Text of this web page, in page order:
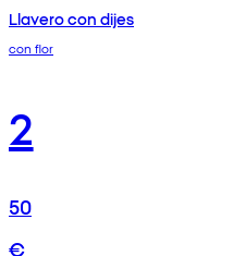
Llavero con dijes
con flor
2
50
€